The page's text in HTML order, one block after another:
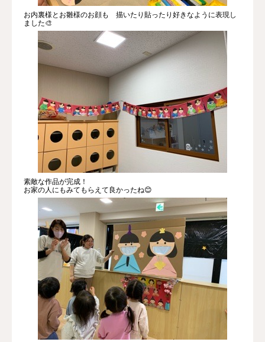
お内裏様とお雛様のお顔も 描いたり貼ったり好きなように表現し
ました🎨
素敵な作品が完成！
お家の人にもみてもらえて良かったね😊